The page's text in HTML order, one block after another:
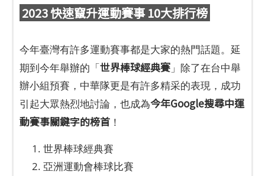
2023 快速竄升運動賽事 10大排行榜
今年臺灣有許多運動賽事都是大家的熱門話題。延
期到今年舉辦的「世界棒球經典賽 」除了在台中舉
辦小組預賽，中華隊更是有許多精采的表現，成功
引起大眾熱烈地討論，也成為今年Google搜尋中運
動賽事關鍵字的榜首 ！
世界棒球經典賽
亞洲運動會棒球比賽